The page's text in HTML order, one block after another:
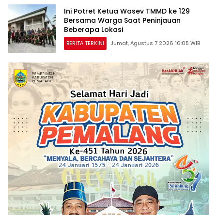
Ini Potret Ketua Wasev TMMD ke 129
Bersama Warga Saat Peninjauan
Beberapa Lokasi
BERITA TERKINI Jumat, Agustus 7 2026 16:05 WIB